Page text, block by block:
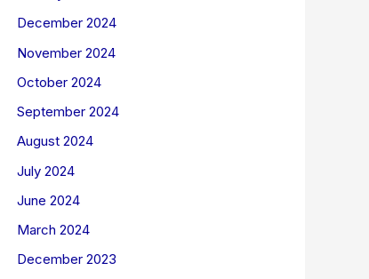
December 2024
November 2024
October 2024
September 2024
August 2024
July 2024
June 2024
March 2024
December 2023